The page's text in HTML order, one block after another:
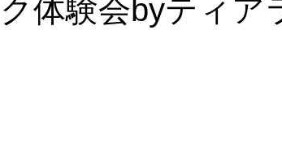
ク体験会byティア